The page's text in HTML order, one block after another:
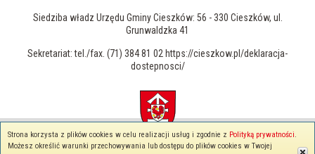
Strona korzysta z plików cookies w celu realizacji usług i zgodnie z Polityką prywatności.
Możesz określić warunki przechowywania lub dostępu do plików cookies w Twojej
Siedziba władz Urzędu Gminy Cieszków: 56 - 330 Cieszków, ul.
Grunwaldzka 41
Sekretariat: tel./fax. (71) 384 81 02 https://cieszkow.pl/deklaracja-
dostepnosci/
© 2026 cieszkow.pl - Wszelkie prawa zastrzeżone